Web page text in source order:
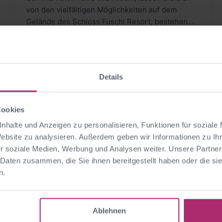
Details
und Anzeigen zu personalisieren, Funktionen für soziale
zu analysieren. Außerdem geben wir Informationen zu
soziale Medien, Werbung und Analysen weiter. Unsere
zusammen, die Sie ihnen bereitgestellt haben oder die
Ablehnen
von den vielfältigen Möglichkeiten auf dem
Gelände des Schloss Fuschl Resort, bestehend
SEMINARHOTEL BEZIRK SANKT JOHANN IM PONGAU
23.12.2025 Claudia
Seminarhotel News aus
Werfenweng – Alpine
weltberühmten Mozartstadt oder den
herrlichen Landschaften Salzburgs! Ihre
perfekte Seminarlocation finden Sie auf…